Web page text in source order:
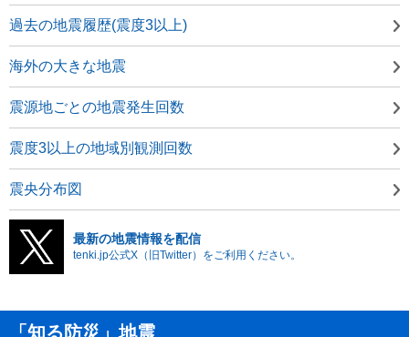
過去の地震履歴(震度3以上)
海外の大きな地震
震源地ごとの地震発生回数
震度3以上の地域別観測回数
震央分布図
最新の地震情報を配信
tenki.jp公式X（旧Twitter）をご利用ください。
「知る防災」地震